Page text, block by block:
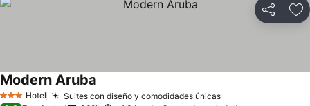
Compartir
3 Estrellas
Hotel Suites con diseño y comodidades únicas
Modern Aruba